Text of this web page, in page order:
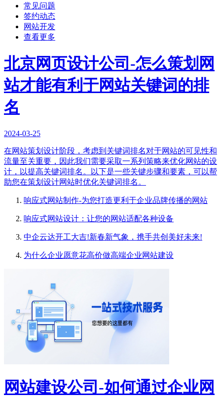
常见问题
签约动态
网站开发
查看更多
北京网页设计公司-怎么策划网
站才能有利于网站关键词的排
名
2024-03-25
在网站策划设计阶段，考虑到关键词排名对于网站的可见性和
流量至关重要，因此我们需要采取一系列策略来优化网站的设
计，以提高关键词排名。以下是一些关键步骤和要素，可以帮
助您在策划设计网站时优化关键词排名。
响应式网站制作-为您打造更利于企业品牌传播的网站
响应式网站设计：让您的网站适配各种设备
中企云达开工大吉!新春新气象，携手共创美好未来!
为什么企业愿意花高价做高端企业网站建设
网站建设公司-如何通过企业网